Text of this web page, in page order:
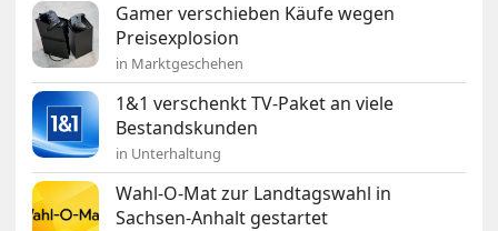
Gamer verschieben Käufe wegen
Preisexplosion
in Marktgeschehen
1&1 verschenkt TV-Paket an viele
Bestandskunden
in Unterhaltung
Wahl-O-Mat zur Landtagswahl in
Sachsen-Anhalt gestartet